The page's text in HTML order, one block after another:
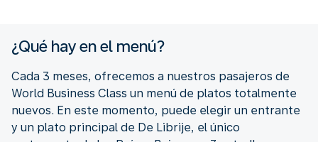
¿Qué hay en el menú?
Cada 3 meses, ofrecemos a nuestros pasajeros de
World Business Class un menú de platos totalmente
nuevos. En este momento, puede elegir un entrante
y un plato principal de De Librije, el único